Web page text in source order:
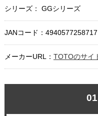
シリーズ： GGシリーズ
JANコード：4940577258717
メーカーURL： TOTOのサイ